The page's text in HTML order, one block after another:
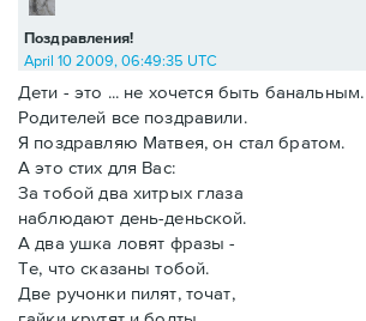
Поздравления!
April 10 2009, 06:49:35 UTC
Дети - это ... не хочется быть банальным.
Родителей все поздравили.
Я поздравляю Матвея, он стал братом.
А это стих для Вас:
За тобой два хитрых глаза
наблюдают день-деньской.
А два ушка ловят фразы -
Те, что сказаны тобой.
Две ручонки пилят, точат,